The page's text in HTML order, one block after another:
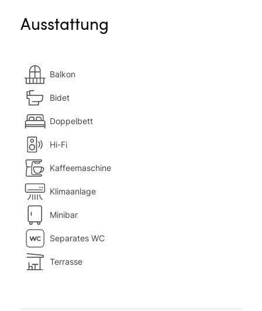
Ausstattung
Balkon
Bidet
Doppelbett
Hi-Fi
Kaffeemaschine
Klimaanlage
Minibar
Separates WC
Terrasse